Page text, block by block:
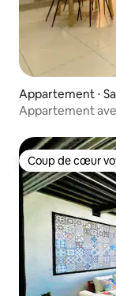
Appartement ⋅
Appartement
Coup de cœur
Coup de cœur